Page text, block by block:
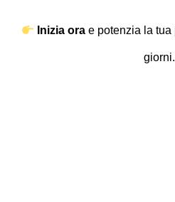
Inizia orae potenzia la tua
giorni.